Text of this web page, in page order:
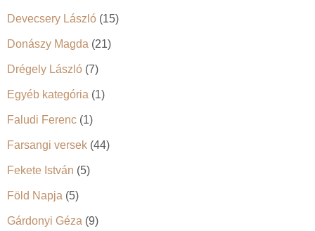
Devecsery László (15)
Donászy Magda (21)
Drégely László (7)
Egyéb kategória (1)
Faludi Ferenc (1)
Farsangi versek (44)
Fekete István (5)
Föld Napja (5)
Gárdonyi Géza (9)